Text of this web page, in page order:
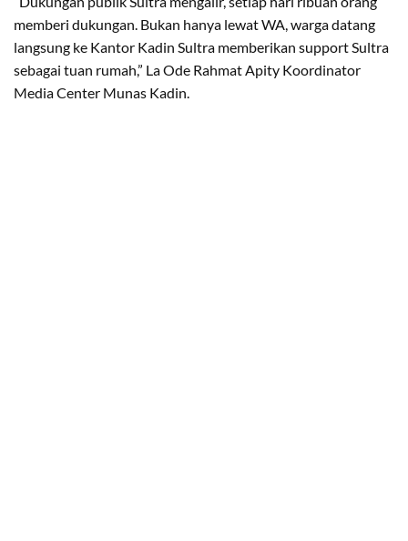
memberi dukungan. Bukan hanya lewat WA, warga datang
langsung ke Kantor Kadin Sultra memberikan support Sultra
sebagai tuan rumah,” La Ode Rahmat Apity Koordinator
Media Center Munas Kadin.